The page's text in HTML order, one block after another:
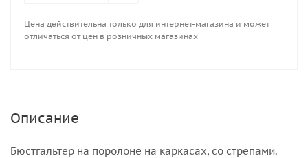
Цена действительна только для интернет-магазина и может
отличаться от цен в розничных магазинах
Описание
Бюстгальтер на поролоне на каркасах, со стрепами.